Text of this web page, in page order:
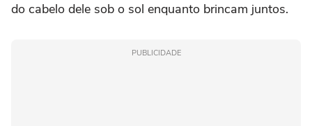
do cabelo dele sob o sol enquanto brincam juntos.
PUBLICIDADE